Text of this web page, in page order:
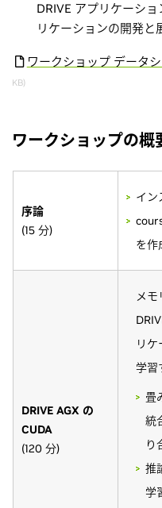
DRIVE アプリケーシ
リケーションの開発と
ワークショップ データ
KB)
ワークショップの概
序論
(15 分)
イン
を作
DRIVE AGX の
CUDA
(120 分)
メモ
リ
学習
畳
統
り
推
学